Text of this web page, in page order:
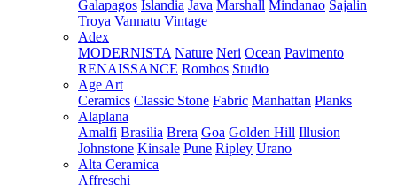
Galapagos Islandia Java Marshall Mindanao Sajalin
Troya Vannatu Vintage
Adex
MODERNISTA Nature Neri Ocean Pavimento
RENAISSANCE Rombos Studio
Age Art
Ceramics Classic Stone Fabric Manhattan Planks
Alaplana
Amalfi Brasilia Brera Goa Golden Hill Illusion
Johnstone Kinsale Pune Ripley Urano
Alta Ceramica
Affreschi